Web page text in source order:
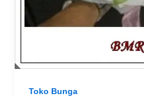
Toko Bunga